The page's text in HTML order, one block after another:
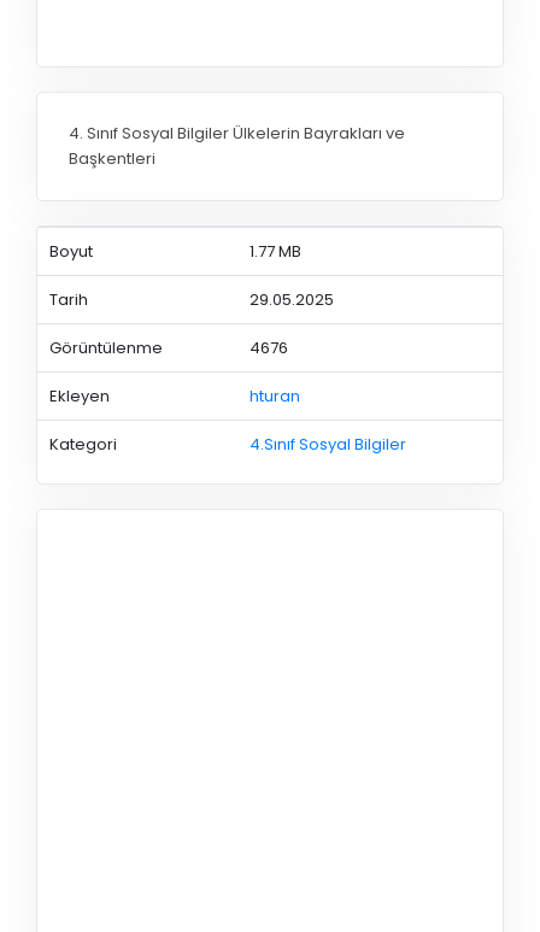
4. Sınıf Sosyal Bilgiler Ülkelerin Bayrakları ve
Başkentleri
Boyut 1.77 MB
Tarih 29.05.2025
Görüntülenme 4676
Ekleyen hturan
Kategori 4.Sınıf Sosyal Bilgiler